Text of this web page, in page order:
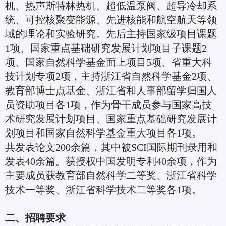
机、热声斯特林热机、超低温泵阀、超导冷却系
统、可控核聚变能源、先进核能和航空航天等领
域的理论和实验研究。先后主持国家级项目课题
1项、国家重点基础研究发展计划项目子课题2
项、国家自然科学基金面上项目5项、省重大科
技计划专项2项，主持浙江省自然科学基金2项、
教育部博士点基金、浙江省和人事部留学归国人
员资助项目各1项，作为骨干成员参与国家高技
术研究发展计划项目、国家重点基础研究发展计
划项目和国家自然科学基金重大项目各1项。
共发表论文200余篇，其中被SCI国际期刊录用和
发表40余篇。获授权中国发明专利40余项，作为
主要成员获教育部自然科学二等奖、浙江省科学
技术一等奖、浙江省科学技术二等奖各1项。
二、招聘要求